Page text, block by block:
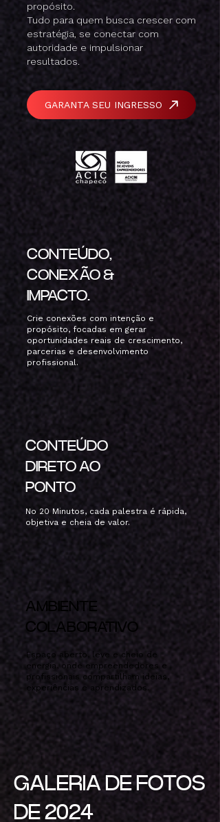
propósito.
Tudo para quem busca crescer com
estratégia, se conectar com
autoridade e impulsionar
resultados.
GARANTA SEU INGRESSO
CONTEÚDO,
CONEXÃO &
IMPACTO.
Crie conexões com intenção e
propósito, focadas em gerar
oportunidades reais de crescimento,
parcerias e desenvolvimento
profissional.
CONTEÚDO
DIRETO AO
PONTO
No 20 Minutos, cada palestra é rápida,
objetiva e cheia de valor.
AMBIENTE
COLABORATIVO
Espaço aberto, leve e cheio de
energia, onde empreendedores e
profissionais compartilham ideias,
experiências e aprendizados.
GALERIA DE FOTOS
DE 2024